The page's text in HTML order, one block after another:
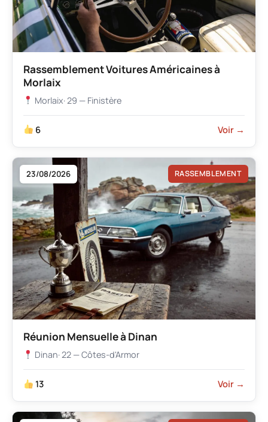
Rassemblement Voitures Américaines à
Morlaix
Morlaix· 29 — Finistère
6 Voir →
23/08/2026 RASSEMBLEMENT
Réunion Mensuelle à Dinan
Dinan· 22 — Côtes-d'Armor
13 Voir →